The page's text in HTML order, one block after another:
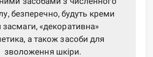
безперечно, будуть креми
засмаги, «декоративна»
а також засоби для
зволоження шкіри.